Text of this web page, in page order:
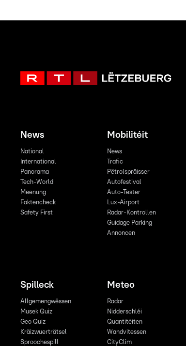
News
National
International
Panorama
Tech-World
Meenung
Faktencheck
Safety First
Mobilitéit
News
Trafic
Pëtrolspräisser
Autofestival
Auto-Tester
Lux-Airport
Radar-Kontrollen
Guidage Parking
Annoncen
Spilleck
Allgemengwëssen
Musek Quiz
Geo Quiz
Kräizwuerträtsel
Sproochespill
Meteo
Radar
Nidderschléi
Quantitéiten
Wandvitessen
CityClim